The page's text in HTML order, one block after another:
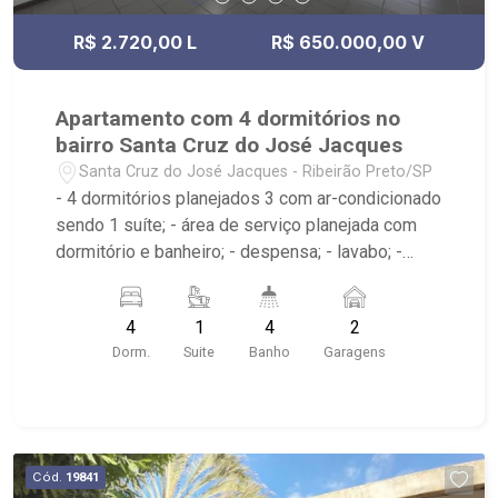
R$ 2.720,00 L R$ 650.000,00 V
Apartamento com 4 dormitórios no
bairro Santa Cruz do José Jacques
Santa Cruz do José Jacques - Ribeirão Preto/SP
- 4 dormitórios planejados 3 com ar-condicionado
sendo 1 suíte; - área de serviço planejada com
dormitório e banheiro; - despensa; - lavabo; -
Condomínio: piscina, salão de festa e quadra
poliesportiva; Próximo ao Rei da Picanha, Av.
Portugal, Bella Citta
4
Dorm.
1
Suite
4
Banho
2
Garagens
Cód. 19841